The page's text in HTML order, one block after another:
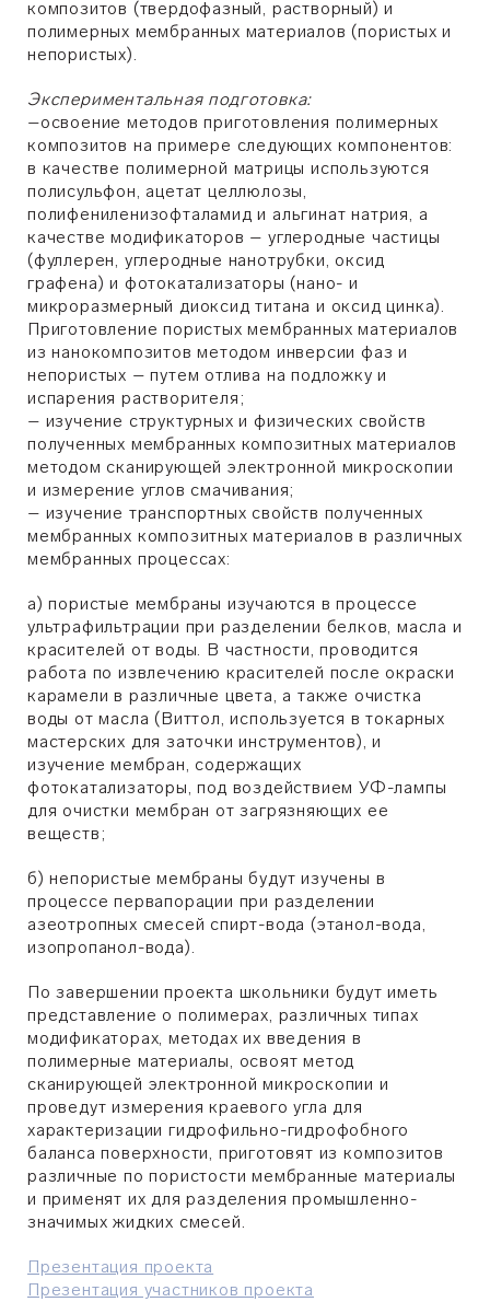
композитов (твердофазный, растворный) и
полимерных мембранных материалов (пористых и
непористых).
Экспериментальная подготовка:
–освоение методов приготовления полимерных
композитов на примере следующих компонентов:
в качестве полимерной матрицы используются
полисульфон, ацетат целлюлозы,
полифениленизофталамид и альгинат натрия, а
качестве модификаторов – углеродные частицы
(фуллерен, углеродные нанотрубки, оксид
графена) и фотокатализаторы (нано- и
микроразмерный диоксид титана и оксид цинка).
Приготовление пористых мембранных материалов
из нанокомпозитов методом инверсии фаз и
непористых – путем отлива на подложку и
испарения растворителя;
– изучение структурных и физических свойств
полученных мембранных композитных материалов
методом сканирующей электронной микроскопии
и измерение углов смачивания;
– изучение транспортных свойств полученных
мембранных композитных материалов в различных
мембранных процессах:
а) пористые мембраны изучаются в процессе
ультрафильтрации при разделении белков, масла и
красителей от воды. В частности, проводится
работа по извлечению красителей после окраски
карамели в различные цвета, а также очистка
воды от масла (Виттол, используется в токарных
мастерских для заточки инструментов), и
изучение мембран, содержащих
фотокатализаторы, под воздействием УФ-лампы
для очистки мембран от загрязняющих ее
веществ;
б) непористые мембраны будут изучены в
процессе первапорации при разделении
азеотропных смесей спирт-вода (этанол-вода,
изопропанол-вода).
По завершении проекта школьники будут иметь
представление о полимерах, различных типах
модификаторах, методах их введения в
полимерные материалы, освоят метод
сканирующей электронной микроскопии и
проведут измерения краевого угла для
характеризации гидрофильно-гидрофобного
баланса поверхности, приготовят из композитов
различные по пористости мембранные материалы
и применят их для разделения промышленно-
значимых жидких смесей.
Презентация проекта
Презентация участников проекта